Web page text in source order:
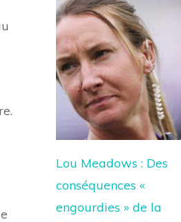
Lou Meadows : Des
conséquences «
engourdies » de la